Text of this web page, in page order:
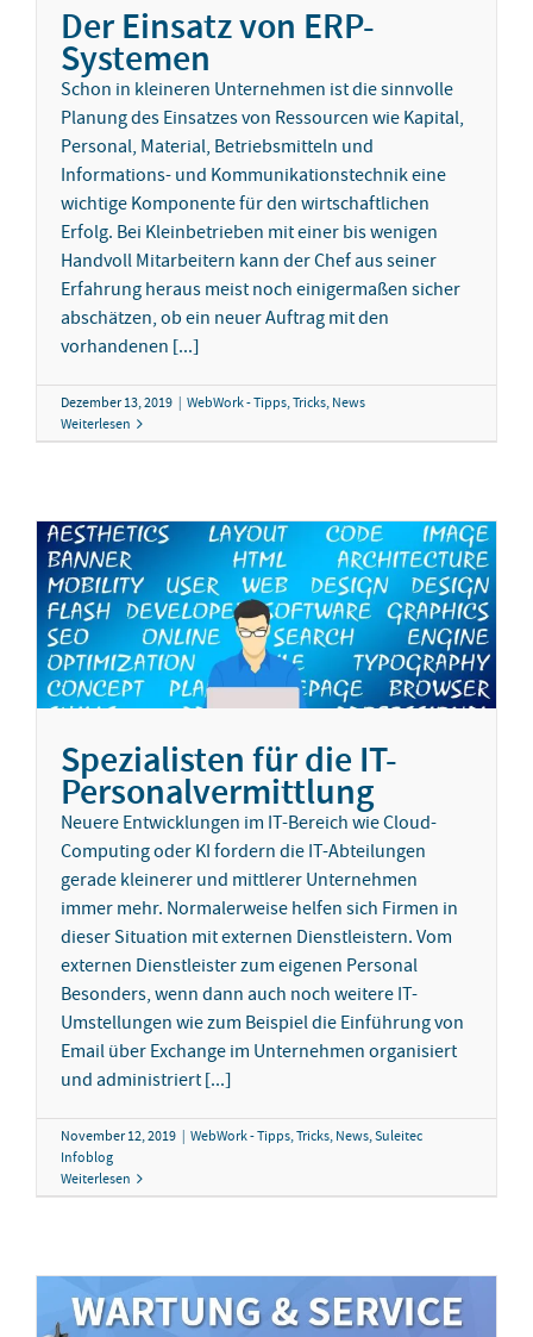
Der Einsatz von ERP-
Systemen
Schon in kleineren Unternehmen ist die sinnvolle
Planung des Einsatzes von Ressourcen wie Kapital,
Personal, Material, Betriebsmitteln und
Informations- und Kommunikationstechnik eine
wichtige Komponente für den wirtschaftlichen
Erfolg. Bei Kleinbetrieben mit einer bis wenigen
Handvoll Mitarbeitern kann der Chef aus seiner
Erfahrung heraus meist noch einigermaßen sicher
abschätzen, ob ein neuer Auftrag mit den
vorhandenen [...]
Dezember 13, 2019 | WebWork - Tipps, Tricks, News
Weiterlesen
Spezialisten für die IT-
Personalvermittlung
Neuere Entwicklungen im IT-Bereich wie Cloud-
Computing oder KI fordern die IT-Abteilungen
gerade kleinerer und mittlerer Unternehmen
immer mehr. Normalerweise helfen sich Firmen in
dieser Situation mit externen Dienstleistern. Vom
externen Dienstleister zum eigenen Personal
Besonders, wenn dann auch noch weitere IT-
Umstellungen wie zum Beispiel die Einführung von
Email über Exchange im Unternehmen organisiert
und administriert [...]
November 12, 2019 | WebWork - Tipps, Tricks, News,Suleitec
Infoblog
Weiterlesen